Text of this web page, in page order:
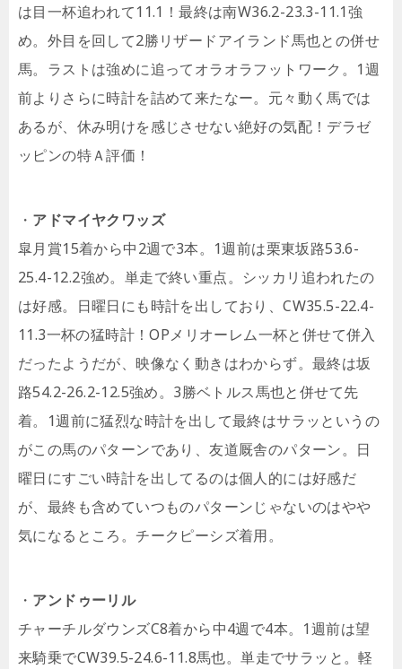
は目一杯追われて11.1！最終は南W36.2-23.3-11.1強
め。外目を回して2勝リザードアイランド馬也との併せ
馬。ラストは強めに追ってオラオラフットワーク。1週
前よりさらに時計を詰めて来たなー。元々動く馬では
あるが、休み明けを感じさせない絶好の気配！デラゼ
ッピンの特Ａ評価！
・ アドマイヤクワッズ
皐月賞15着から中2週で3本。1週前は栗東坂路53.6-
25.4-12.2強め。単走で終い重点。シッカリ追われたの
は好感。日曜日にも時計を出しており、CW35.5-22.4-
11.3一杯の猛時計！OPメリオーレム一杯と併せて併入
だったようだが、映像なく動きはわからず。最終は坂
路54.2-26.2-12.5強め。3勝ベトルス馬也と併せて先
着。1週前に猛烈な時計を出して最終はサラッというの
がこの馬のパターンであり、友道厩舎のパターン。日
曜日にすごい時計を出してるのは個人的には好感だ
が、最終も含めていつものパターンじゃないのはやや
気になるところ。チークピーシズ着用。
・ アンドゥーリル
チャーチルダウンズC8着から中4週で4本。1週前は望
来騎乗でCW39.5-24.6-11.8馬也。単走でサラッと。軽